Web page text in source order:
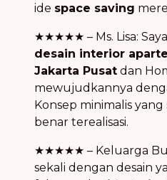
ide space saving
★★★★★ – Ms. Lisa:
desain interior
Jakarta Pusat dan
mewujudkannya
Konsep minimalis
benar terealisasi.
★★★★★ – Keluarga
sekali dengan desain